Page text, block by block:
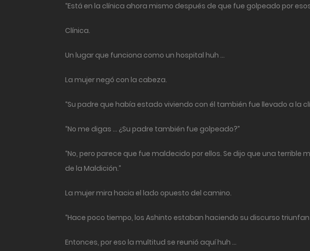
“Está en la clínica ahora mismo después de que fue golpeado por
Clínica.
Un lugar que funciona como un hospital huh …
La mujer negó con la cabeza.
“Su padre que había estado viviendo con él también fue llevado a la
“No me digas … ¿Su padre también fue golpeado?”
“No, pero parece que fue maldecido por ellos. Se dijo que una
de la Maldición.”
La mujer mira hacia el lado opuesto del camino.
“Hace poco tiempo, los Ashinto estaban haciendo su discurso
Entonces, por eso la multitud se reunió aquí huh …